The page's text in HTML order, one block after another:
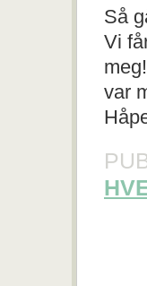
Så
Vi
var